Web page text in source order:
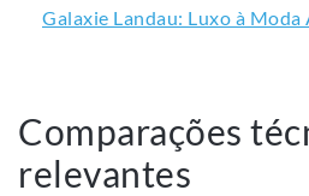
Galaxie Landau: Luxo à Moda
Comparações
relevantes